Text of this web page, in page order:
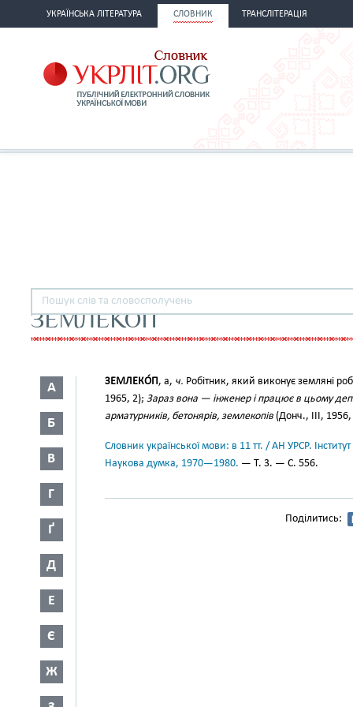
УКРАЇНСЬКА ЛІТЕРАТУРА СЛОВНИК ТРАНСЛІТЕРАЦІЯ
ЗЕМЛЕКОП
А
Б
В
Г
Ґ
Д
Е
Є
Ж
ЗЕМЛЕКО́П, а, ч. Робітник, який виконує земляні
1965, 2); Зараз вона — інженер і працює в цьому
арматурників, бетонярів, землекопів (Донч., III, 1956,
Словник української мови: в 11 тт. / АН УРСР.
Наукова думка, 1970—1980. — Т. 3. — С. 556.
Поділитись: